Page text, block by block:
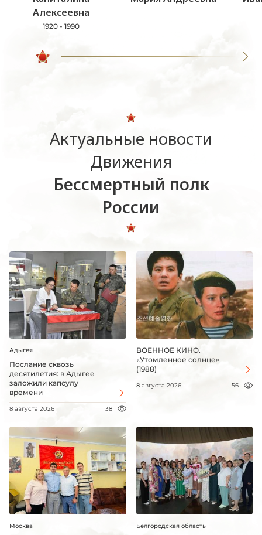
Алексеевна
1920 - 1990
Актуальные новости
Движения
Бессмертный полк
России
Адыгея
Послание сквозь
десятилетия: в Адыгее
заложили капсулу
времени
8 августа 2026 38
ВОЕННОЕ КИНО.
«Утомленное солнце»
(1988)
8 августа 2026 56
Москва Белгородская область